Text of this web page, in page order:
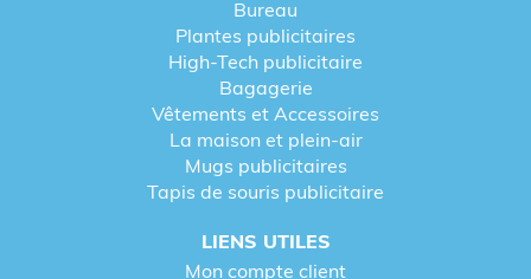
Bureau
Plantes publicitaires
High-Tech publicitaire
Bagagerie
Vêtements et Accessoires
La maison et plein-air
Mugs publicitaires
Tapis de souris publicitaire
LIENS UTILES
Mon compte client